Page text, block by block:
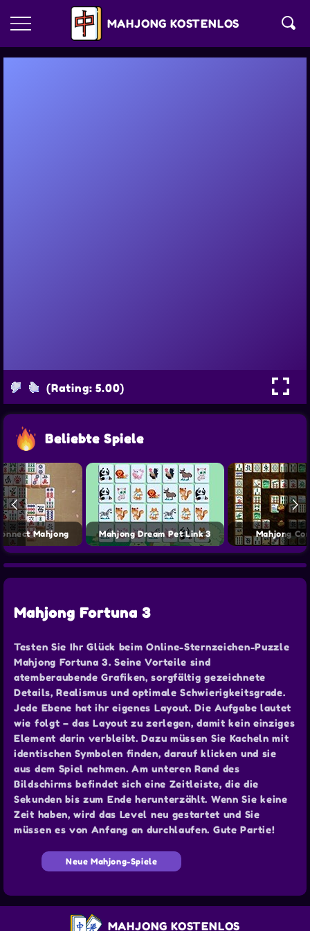
MAHJONG KOSTENLOS
(Rating: 5.00)
Beliebte Spiele
Mahjong Mahjong Dream Pet Link 3 Mahjong
Mahjong Fortuna 3
Testen Sie Ihr Glück beim Online-Sternzeichen-Puzzle
Mahjong Fortuna 3. Seine Vorteile sind
atemberaubende Grafiken, sorgfältig gezeichnete
Details, Realismus und optimale Schwierigkeitsgrade.
Jede Ebene hat ihr eigenes Layout. Die Aufgabe lautet
wie folgt – das Layout zu zerlegen, damit kein einziges
Element darin verbleibt. Dazu müssen Sie Kacheln mit
identischen Symbolen finden, darauf klicken und sie
aus dem Spiel nehmen. Am unteren Rand des
Bildschirms befindet sich eine Zeitleiste, die die
Sekunden bis zum Ende herunterzählt. Wenn Sie keine
Zeit haben, wird das Level neu gestartet und Sie
müssen es von Anfang an durchlaufen. Gute Partie!
Neue Mahjong-Spiele
MAHJONG KOSTENLOS